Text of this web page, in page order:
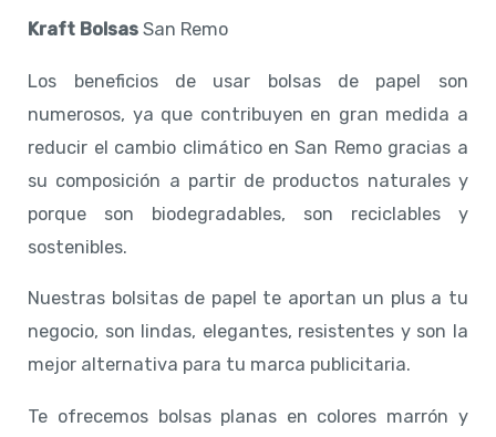
Kraft Bolsas San Remo
Los beneficios de usar bolsas de papel son
numerosos, ya que contribuyen en gran medida a
reducir el cambio climático en San Remo gracias a
su composición a partir de productos naturales y
porque son biodegradables, son reciclables y
sostenibles.
Nuestras bolsitas de papel te aportan un plus a tu
negocio, son lindas, elegantes, resistentes y son la
mejor alternativa para tu marca publicitaria.
Te ofrecemos bolsas planas en colores marrón y